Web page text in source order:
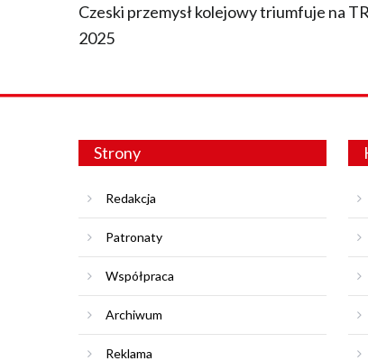
Czeski przemysł kolejowy triumfuje na
2025
Strony
Redakcja
Patronaty
Współpraca
Archiwum
Reklama